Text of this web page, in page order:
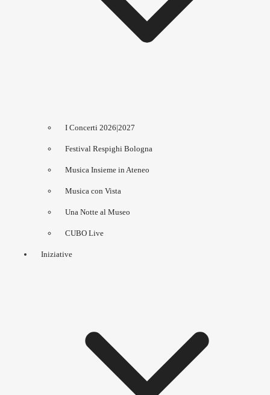
I Concerti 2026|2027
Festival Respighi Bologna
Musica Insieme in Ateneo
Musica con Vista
Una Notte al Museo
CUBO Live
Iniziative